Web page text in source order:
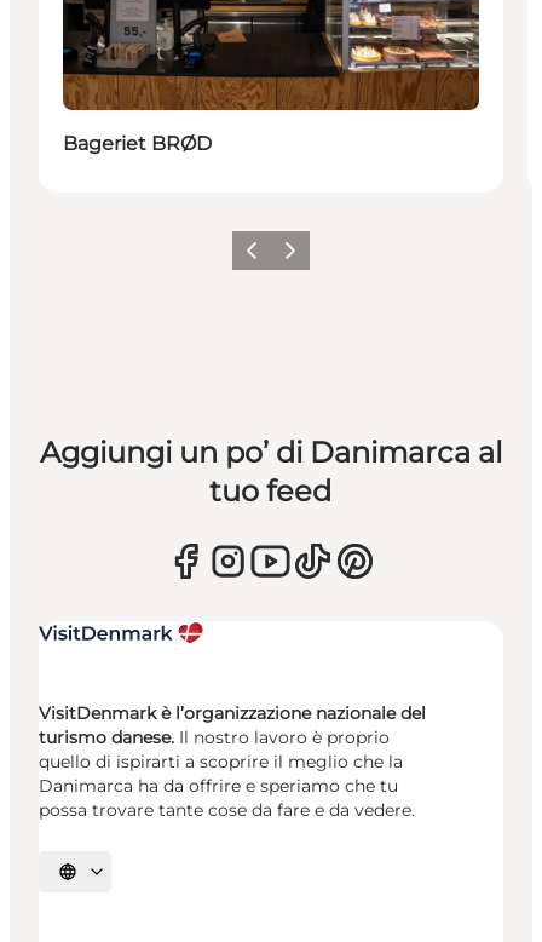
Bageriet BRØD
Precedente
Avanti
Aggiungi un po’ di Danimarca al
tuo feed
VisitDenmark è l’organizzazione nazionale del
turismo danese. Il nostro lavoro è proprio
quello di ispirarti a scoprire il meglio che la
Danimarca ha da offrire e speriamo che tu
possa trovare tante cose da fare e da vedere.
Seleziona la lingua